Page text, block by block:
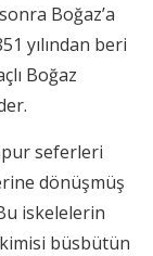
Boğaz’a
yılından beri
Boğaz
seferleri
dönüşmüş
iskelelerin
büsbütün